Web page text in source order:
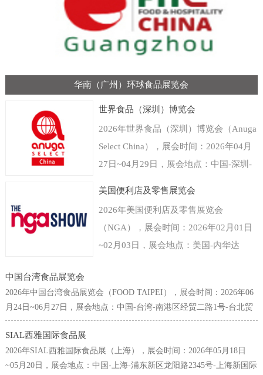
华南（广州）环球食品展览会
世界食品（深圳）博览会
2026年世界食品（深圳）博览会（Anuga
Select China），展会时间：2026年04月
27日~04月29日，展会地点：中国-深圳-
举办周期：一年一届，展会面积：40000
平米，参展观众：35000人，参展商数量
及参展品牌达到800家。世界食品（深
湾区乃至中国华南以及东南亚国家和地区
的食品和饮料行业的国际型贸易展览会。
专注为食品饮料生产商贸易商提供来自进
膳等渠道专业人群，面向流通与餐饮市场
美国便利店及零售展览会
2026年美国便利店及零售展览会
（NGA），展会时间：2026年02月01日
~02月03日，展会地点：美国-内华达
办方：Clarion Events, Inc，举办周期：一
到700家。美国拉斯维加斯便利店及零售
展览会NGA是唯一一个专门围绕商铺店
中国台湾食品展览会
2026年中国台湾食品展览会（FOOD TAIPEI），展会时间：2026年06
月24日~06月27日，展会地点：中国-台湾-南港区经贸二路1号-台北贸
易中心南港会展馆，主办方：台湾对外贸易发展协会(TAITRA)，举办
周期：一年一届，展会面积：25000平米，参展观众：65000人，参展
商数量及参展品牌达到1642家。台北国际食品展为中国台湾规模最
大、也是最为国际化的食品专业采购展览会，每年6月皆吸引了许多來
SIAL西雅国际食品展
2026年SIAL西雅国际食品展（上海），展会时间：2026年05月18日
~05月20日，展会地点：中国-上海-浦东新区龙阳路2345号-上海新国际